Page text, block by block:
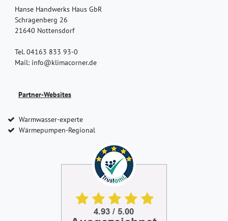
Hanse Handwerks Haus GbR
Schragenberg 26
21640 Nottensdorf
Tel. 04163 833 93-0
Mail: info@klimacorner.de
Partner-Websites
Warmwasser-experte
Wärmepumpen-Regional